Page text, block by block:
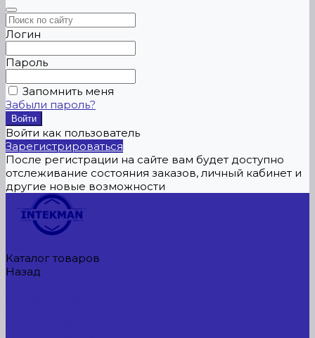
Логин
Пароль
Запомнить меня
Забыли пароль?
Войти как пользователь
Зарегистрироваться
После регистрации на сайте вам будет доступно
отслеживание состояния заказов, личный кабинет и
другие новые возможности
Каталог товаров
Назад